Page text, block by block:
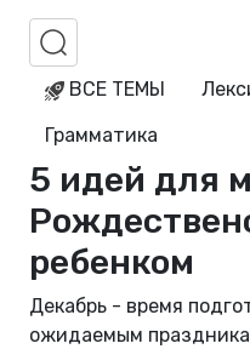
ВСЕ ТЕМЫ
Грамматика
5 идей для
ребенком
Декабрь - время
ожидаемым